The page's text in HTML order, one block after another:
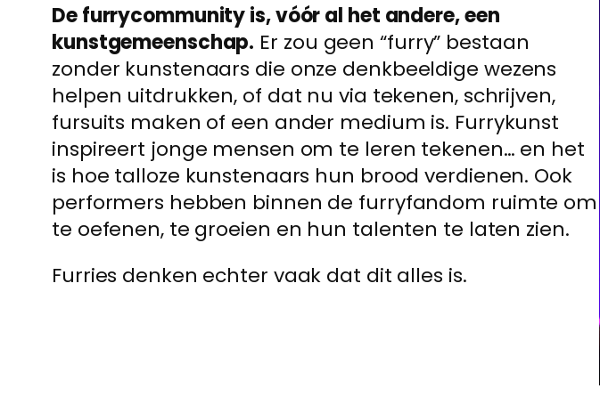
De furrycommunity is, vóór al het andere, een
kunstgemeenschap. Er zou geen “furry” bestaan
zonder kunstenaars die onze denkbeeldige wezens
helpen uitdrukken, of dat nu via tekenen, schrijven,
fursuits maken of een ander medium is. Furrykunst
inspireert jonge mensen om te leren tekenen… en het
is hoe talloze kunstenaars hun brood verdienen. Ook
performers hebben binnen de furryfandom ruimte om
te oefenen, te groeien en hun talenten te laten zien.
Furries denken echter vaak dat dit alles is.